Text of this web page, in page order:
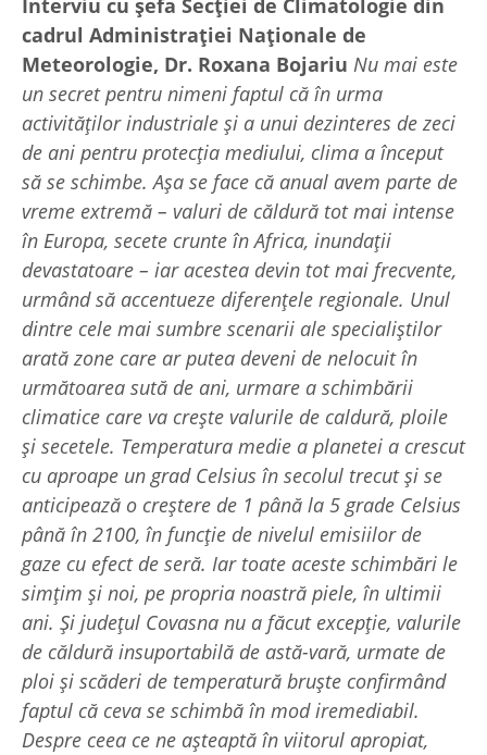
Interviu cu şefa Secţiei de Climatologie din
cadrul Administraţiei Naţionale de
Meteorologie, Dr. Roxana Bojariu Nu mai este
un secret pentru nimeni faptul că în urma
activităţilor industriale şi a unui dezinteres de zeci
de ani pentru protecţia mediului, clima a început
să se schimbe. Aşa se face că anual avem parte de
vreme extremă – valuri de căldură tot mai intense
în Europa, secete crunte în Africa, inundaţii
devastatoare – iar acestea devin tot mai frecvente,
urmând să accentueze diferenţele regionale. Unul
dintre cele mai sumbre scenarii ale specialiştilor
arată zone care ar putea deveni de nelocuit în
următoarea sută de ani, urmare a schimbării
climatice care va creşte valurile de caldură, ploile
şi secetele. Temperatura medie a planetei a crescut
cu aproape un grad Celsius în secolul trecut şi se
anticipează o creştere de 1 până la 5 grade Celsius
până în 2100, în funcţie de nivelul emisiilor de
gaze cu efect de seră. Iar toate aceste schimbări le
simţim şi noi, pe propria noastră piele, în ultimii
ani. Şi judeţul Covasna nu a făcut excepţie, valurile
de căldură insuportabilă de astă-vară, urmate de
ploi şi scăderi de temperatură bruşte confirmând
faptul că ceva se schimbă în mod iremediabil.
Despre ceea ce ne aşteaptă în viitorul apropiat,